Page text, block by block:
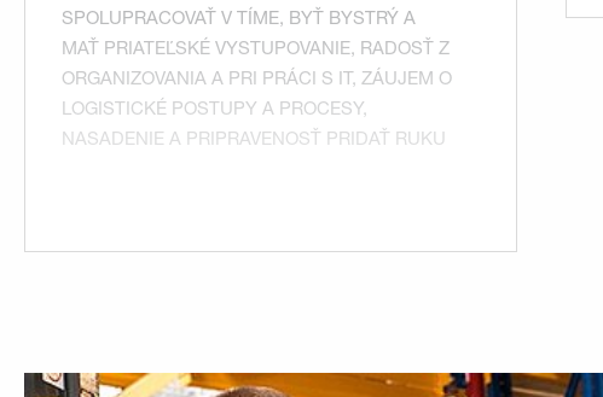
SPOLUPRACOVAŤ V TÍME, BYŤ BYSTRÝ A
MAŤ PRIATEĽSKÉ VYSTUPOVANIE, RADOSŤ Z
ORGANIZOVANIA A PRI PRÁCI S IT, ZÁUJEM O
LOGISTICKÉ POSTUPY A PROCESY,
NASADENIE A PRIPRAVENOSŤ PRIDAŤ RUKU